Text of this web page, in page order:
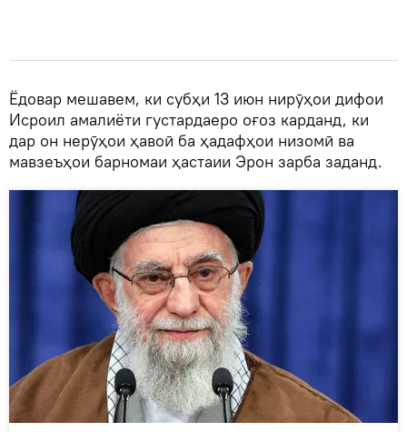
Ёдовар мешавем, ки субҳи 13 июн нирӯҳои дифои
Исроил амалиёти густардаеро оғоз карданд, ки
дар он нерӯҳои ҳавоӣ ба ҳадафҳои низомӣ ва
мавзеъҳои барномаи ҳастаии Эрон зарба заданд.